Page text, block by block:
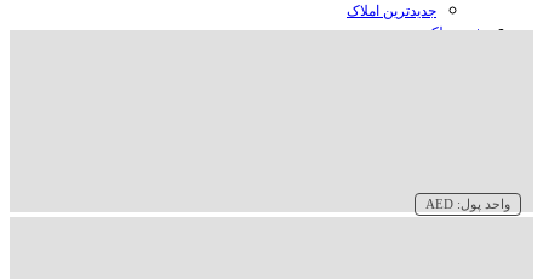
جدیدترین املاک
خرید ملک در دبی
واحد پول: AED